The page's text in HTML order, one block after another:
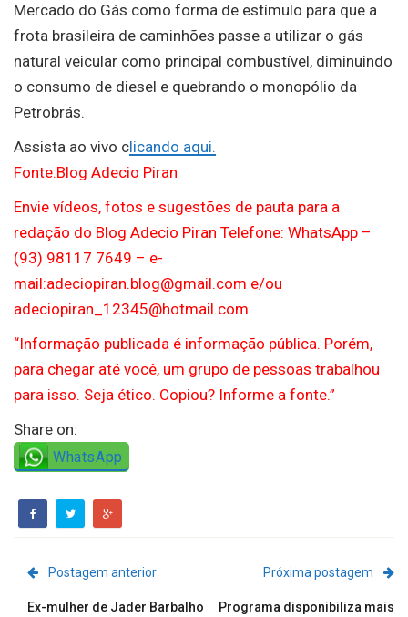
Mercado do Gás como forma de estímulo para que a
frota brasileira de caminhões passe a utilizar o gás
natural veicular como principal combustível, diminuindo
o consumo de diesel e quebrando o monopólio da
Petrobrás.
Assista ao vivo clicando aqui.
Fonte:Blog Adecio Piran
Envie vídeos, fotos e sugestões de pauta para a
redação do Blog Adecio Piran Telefone: WhatsApp –
(93) 98117 7649 – e-
mail:adeciopiran.blog@gmail.com e/ou
adeciopiran_12345@hotmail.com
“Informação publicada é informação pública. Porém,
para chegar até você, um grupo de pessoas trabalhou
para isso. Seja ético. Copiou? Informe a fonte.”
Share on:
WhatsApp
Postagem anterior
Ex-mulher de Jader Barbalho
Próxima postagem
Programa disponibiliza mais